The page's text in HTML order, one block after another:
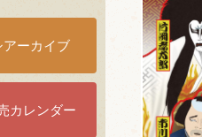
ーカイブ
カレンダー